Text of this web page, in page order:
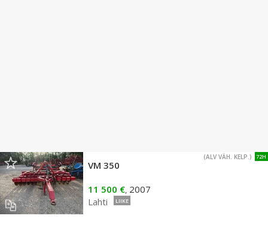
72H
(ALV VÄH. KELP.)
VM 350
11 500 €, 2007
Lahti
LIIKE